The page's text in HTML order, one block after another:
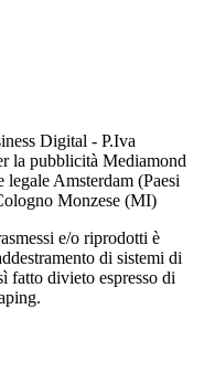
Digital - P.Iva
la pubblicità Mediamond
Amsterdam (Paesi
Monzese (MI)
e/o riprodotti è
di sistemi di
fatto divieto espresso di